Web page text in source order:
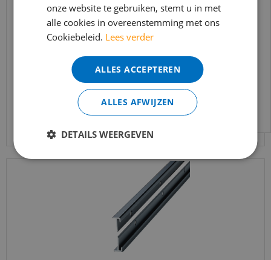
Küberit - Trapneusprofiel 845 Zand F9 14x43mm
t.b.v. 2-3mm …
Bekijk product
bereikbaar.
Bestelling worden uiteraard verwerkt
echter iets minder snel dan wat je van ons
gewend bent.
Voor vragen kan je ons bereiken via
info@merkvloerenwinkel.nl
onze website te gebruiken, stemt u in met
alle cookies in overeenstemming met ons
Cookiebeleid. Lees verder
ALLES ACCEPTEREN
ALLES AFWIJZEN
DETAILS WEERGEVEN